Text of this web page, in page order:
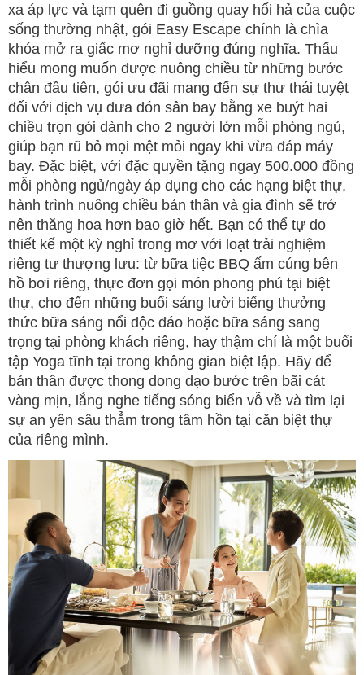
xa áp lực và tạm quên đi guồng quay hối hả của cuộc
sống thường nhật, gói Easy Escape chính là chìa
khóa mở ra giấc mơ nghỉ dưỡng đúng nghĩa. Thấu
hiểu mong muốn được nuông chiều từ những bước
chân đầu tiên, gói ưu đãi mang đến sự thư thái tuyệt
đối với dịch vụ đưa đón sân bay bằng xe buýt hai
chiều trọn gói dành cho 2 người lớn mỗi phòng ngủ,
giúp bạn rũ bỏ mọi mệt mỏi ngay khi vừa đáp máy
bay. Đặc biệt, với đặc quyền tặng ngay 500.000 đồng
mỗi phòng ngủ/ngày áp dụng cho các hạng biệt thự,
hành trình nuông chiều bản thân và gia đình sẽ trở
nên thăng hoa hơn bao giờ hết. Bạn có thể tự do
thiết kế một kỳ nghỉ trong mơ với loạt trải nghiệm
riêng tư thượng lưu: từ bữa tiệc BBQ ấm cúng bên
hồ bơi riêng, thực đơn gọi món phong phú tại biệt
thự, cho đến những buổi sáng lười biếng thưởng
thức bữa sáng nổi độc đáo hoặc bữa sáng sang
trọng tại phòng khách riêng, hay thậm chí là một buổi
tập Yoga tĩnh tại trong không gian biệt lập. Hãy để
bản thân được thong dong dạo bước trên bãi cát
vàng mịn, lắng nghe tiếng sóng biển vỗ về và tìm lại
sự an yên sâu thẳm trong tâm hồn tại căn biệt thự
của riêng mình.